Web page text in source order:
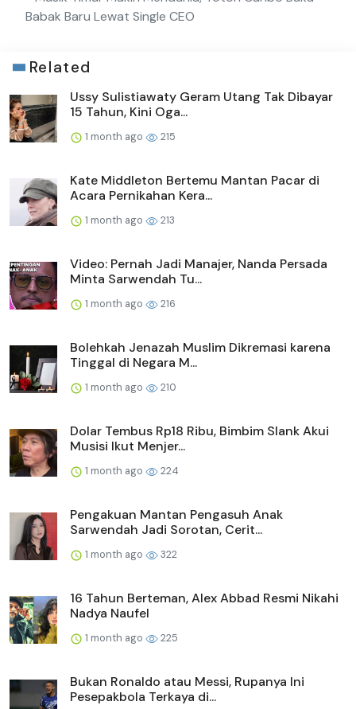
Babak Baru Lewat Single CEO
Related
Ussy Sulistiawaty Geram Utang Tak Dibayar
15 Tahun, Kini Oga...
1 month ago 215
Kate Middleton Bertemu Mantan Pacar di
Acara Pernikahan Kera...
1 month ago 213
Video: Pernah Jadi Manajer, Nanda Persada
Minta Sarwendah Tu...
1 month ago 216
Bolehkah Jenazah Muslim Dikremasi karena
Tinggal di Negara M...
1 month ago 210
Dolar Tembus Rp18 Ribu, Bimbim Slank Akui
Musisi Ikut Menjer...
1 month ago 224
Pengakuan Mantan Pengasuh Anak
Sarwendah Jadi Sorotan, Cerit...
1 month ago 322
16 Tahun Berteman, Alex Abbad Resmi Nikahi
Nadya Naufel
1 month ago 225
Bukan Ronaldo atau Messi, Rupanya Ini
Pesepakbola Terkaya di...